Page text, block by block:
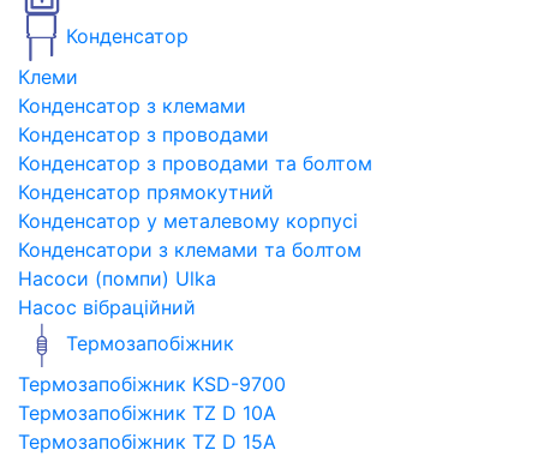
Конденсатор
Клеми
Конденсатор з клемами
Конденсатор з проводами
Конденсатор з проводами та болтом
Конденсатор прямокутний
Конденсатор у металевому корпусі
Конденсатори з клемами та болтом
Насоси (помпи) Ulka
Насос вібраційний
Термозапобіжник
Термозапобіжник KSD-9700
Термозапобіжник TZ D 10A
Термозапобіжник TZ D 15A